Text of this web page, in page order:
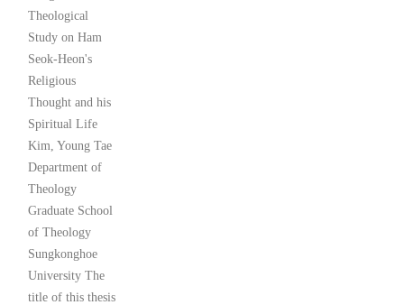
Theological
Study on Ham
Seok-Heon's
Religious
Thought and his
Spiritual Life
Kim, Young Tae
Department of
Theology
Graduate School
of Theology
Sungkonghoe
University The
title of this thesis